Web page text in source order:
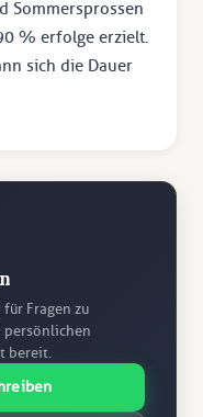
Sommersprossen
% erfolge erzielt.
sich die Dauer
Fragen zu
persönlichen
bereit.